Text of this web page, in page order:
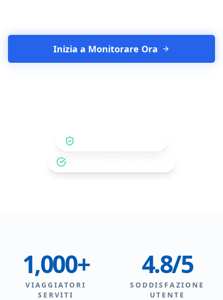
Inizia a Monitorare Ora
1,000+
VIAGGIATORI
SERVITI
4.8/5
SODDISFAZIONE
UTENTE